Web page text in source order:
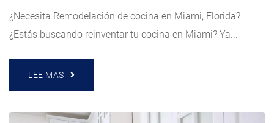
¿Necesita Remodelación de cocina en Miami, Florida?
¿Estás buscando reinventar tu cocina en Miami? Ya...
LEE MAS